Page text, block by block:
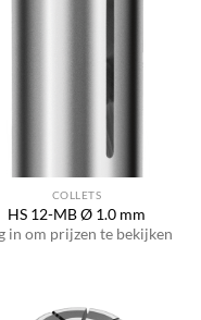
COLLETS
HS 12-MB Ø 1.0 mm
in om prijzen te bekijken